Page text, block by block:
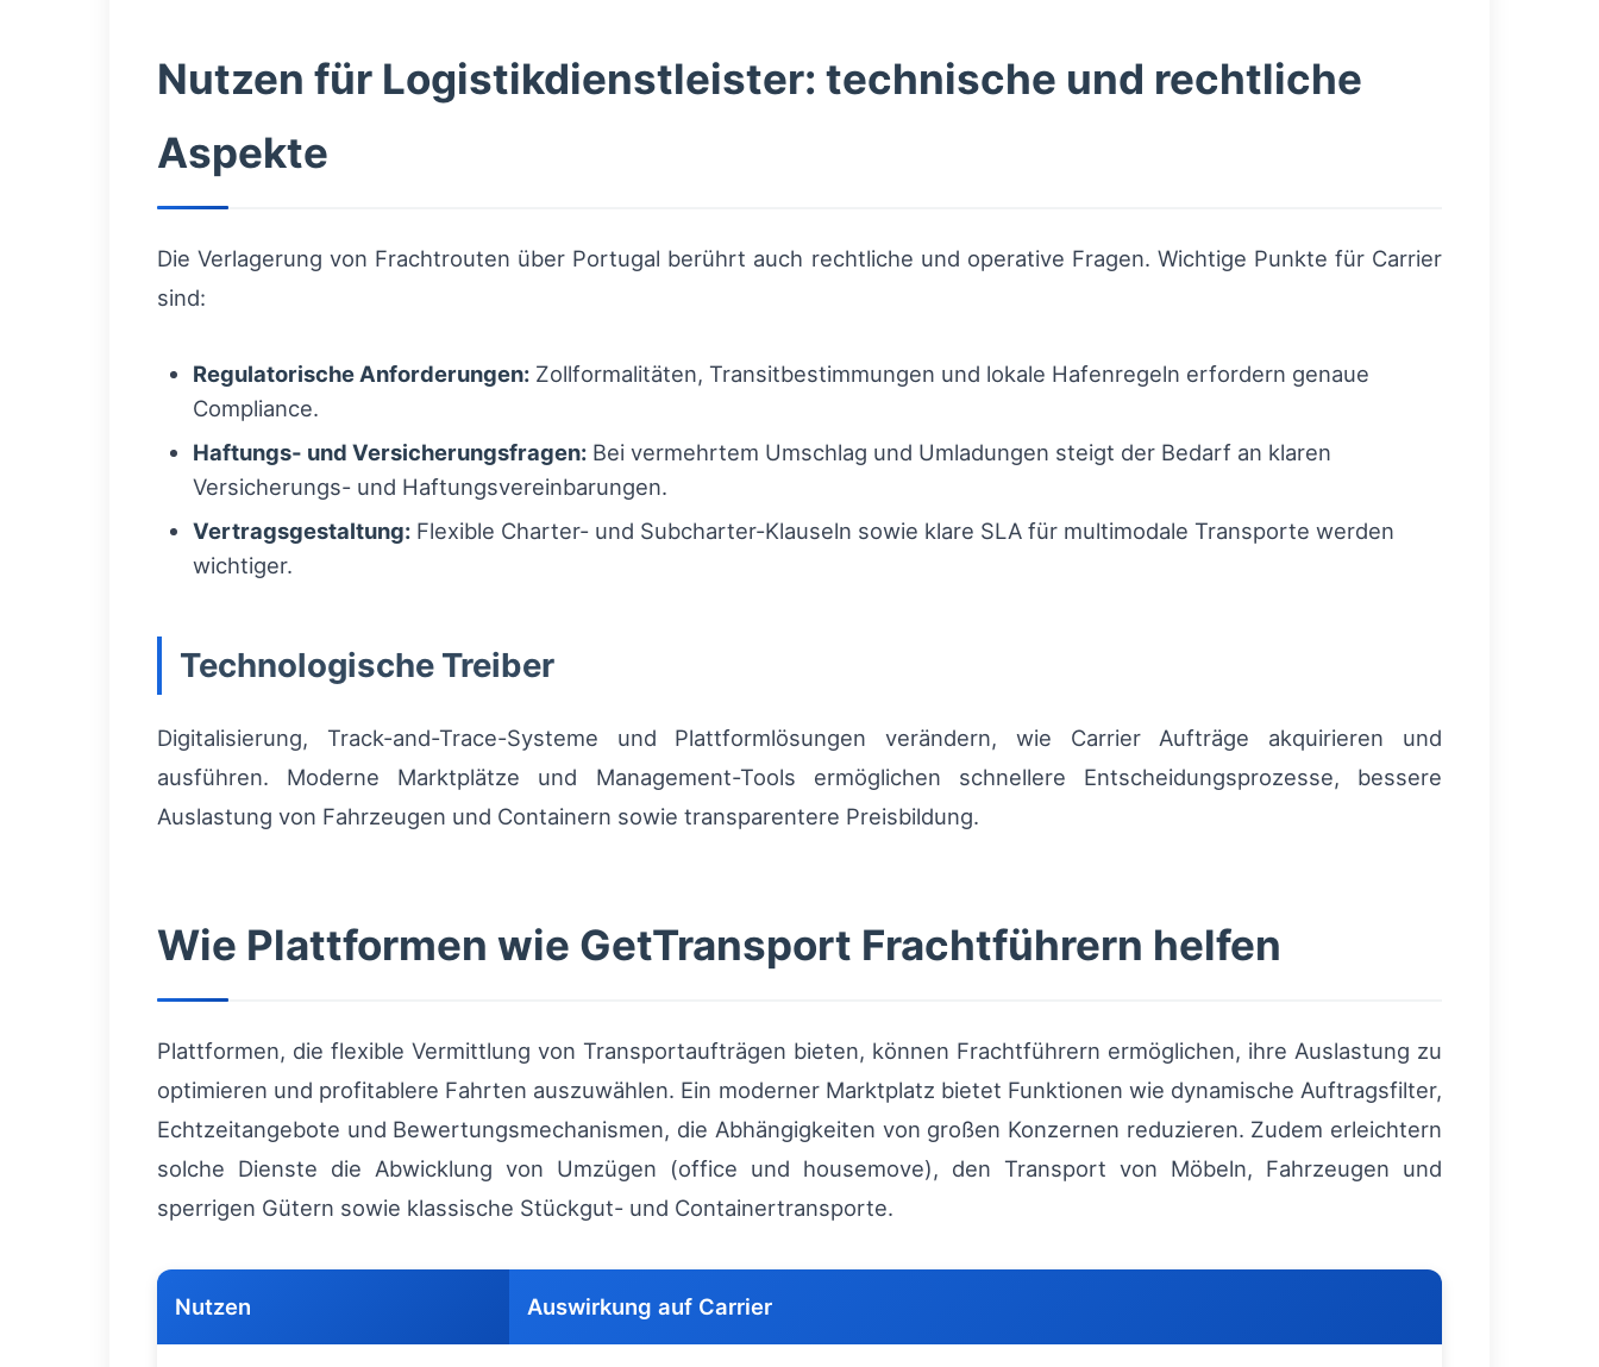
Nutzen für Logistikdienstleister: technische und rechtliche
Aspekte
Die Verlagerung von Frachtrouten über Portugal berührt auch rechtliche und operative Fragen. Wichtige Punkte für Carrier
sind:
Regulatorische Anforderungen: Zollformalitäten, Transitbestimmungen und lokale Hafenregeln erfordern genaue
Compliance.
Haftungs- und Versicherungsfragen: Bei vermehrtem Umschlag und Umladungen steigt der Bedarf an klaren
Versicherungs- und Haftungsvereinbarungen.
Vertragsgestaltung: Flexible Charter- und Subcharter-Klauseln sowie klare SLA für multimodale Transporte werden
wichtiger.
Technologische Treiber
Digitalisierung, Track-and-Trace-Systeme und Plattformlösungen verändern, wie Carrier Aufträge akquirieren und
ausführen. Moderne Marktplätze und Management-Tools ermöglichen schnellere Entscheidungsprozesse, bessere
Auslastung von Fahrzeugen und Containern sowie transparentere Preisbildung.
Wie Plattformen wie GetTransport Frachtführern helfen
Plattformen, die flexible Vermittlung von Transportaufträgen bieten, können Frachtführern ermöglichen, ihre Auslastung zu
optimieren und profitablere Fahrten auszuwählen. Ein moderner Marktplatz bietet Funktionen wie dynamische Auftragsfilter,
Echtzeitangebote und Bewertungsmechanismen, die Abhängigkeiten von großen Konzernen reduzieren. Zudem erleichtern
solche Dienste die Abwicklung von Umzügen (office und housemove), den Transport von Möbeln, Fahrzeugen und
sperrigen Gütern sowie klassische Stückgut- und Containertransporte.
Nutzen Auswirkung auf Carrier